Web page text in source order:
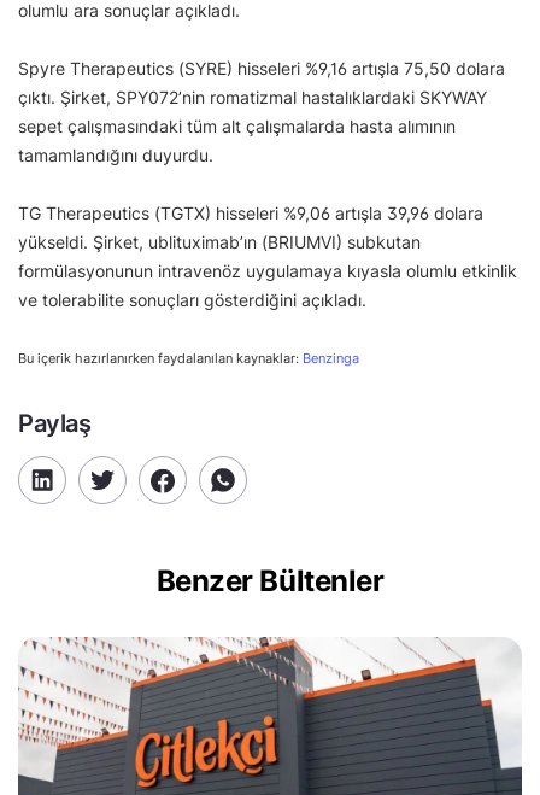
olumlu ara sonuçlar açıkladı.
Spyre Therapeutics (SYRE) hisseleri %9,16 artışla 75,50 dolara
çıktı. Şirket, SPY072’nin romatizmal hastalıklardaki SKYWAY
sepet çalışmasındaki tüm alt çalışmalarda hasta alımının
tamamlandığını duyurdu.
TG Therapeutics (TGTX) hisseleri %9,06 artışla 39,96 dolara
yükseldi. Şirket, ublituximab’ın (BRIUMVI) subkutan
formülasyonunun intravenöz uygulamaya kıyasla olumlu etkinlik
ve tolerabilite sonuçları gösterdiğini açıkladı.
Bu içerik hazırlanırken faydalanılan kaynaklar: Benzinga
Paylaş
Benzer Bültenler